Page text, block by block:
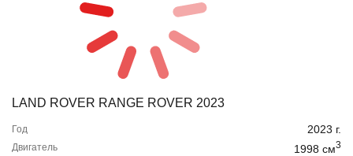
LAND ROVER RANGE ROVER 2023
Год 2023 г.
Двигатель 1998 cм3